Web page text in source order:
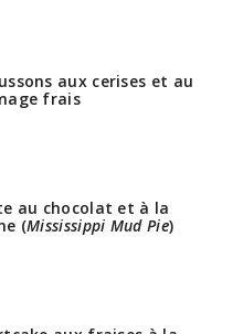
aux cerises et au
frais
au chocolat et à la
(Mississippi Mud Pie)